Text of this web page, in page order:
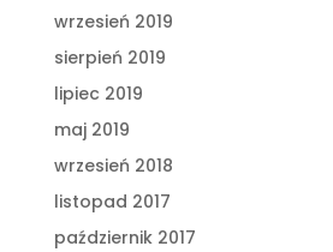
wrzesień 2019
sierpień 2019
lipiec 2019
maj 2019
wrzesień 2018
listopad 2017
październik 2017